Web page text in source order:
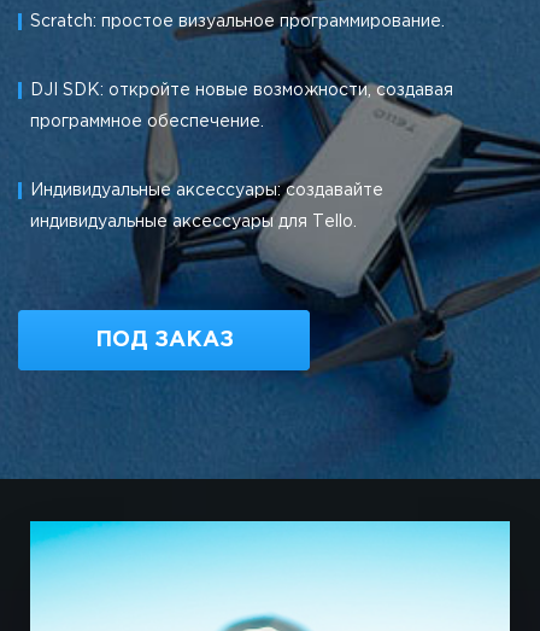
Scratch: простое визуальное программирование.
DJI SDK: откройте новые возможности, создавая
программное обеспечение.
Индивидуальные аксессуары: создавайте
индивидуальные аксессуары для Tello.
ПОД ЗАКАЗ